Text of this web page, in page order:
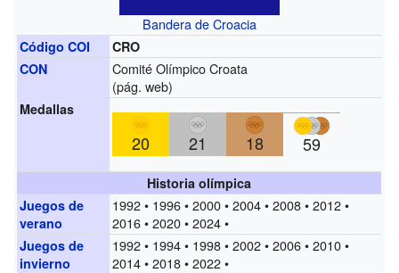
Bandera de Croacia
Código COI
CRO
CON
Comité Olímpico Croata
(pág. web)
Medallas
20 21 18 59
Historia olímpica
Juegos de
verano
1992 • 1996 • 2000 • 2004 • 2008 • 2012 •
2016 • 2020 • 2024 •
Juegos de
invierno
1992 • 1994 • 1998 • 2002 • 2006 • 2010 •
2014 • 2018 • 2022 •